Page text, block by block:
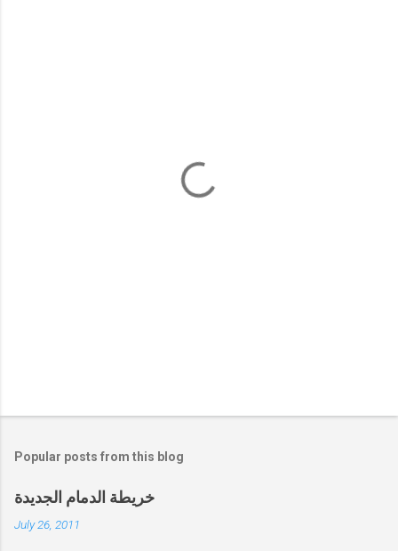
Popular posts from this blog
خريطة الدمام الجديدة
July 26, 2011